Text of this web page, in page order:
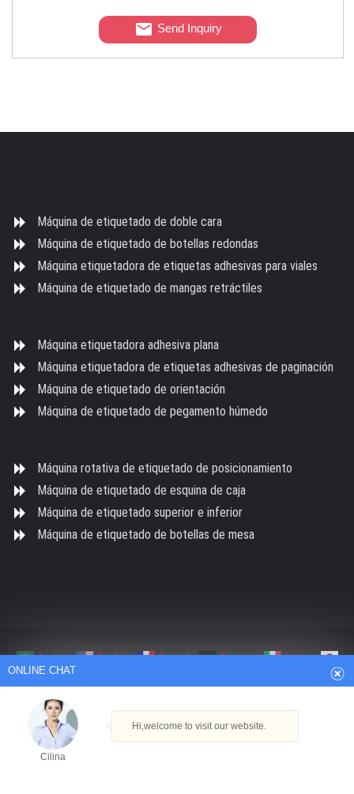
Send Inquiry
Máquina de etiquetado de doble cara
Máquina de etiquetado de botellas redondas
Máquina etiquetadora de etiquetas adhesivas para viales
Máquina de etiquetado de mangas retráctiles
Máquina etiquetadora adhesiva plana
Máquina etiquetadora de etiquetas adhesivas de paginación
Máquina de etiquetado de orientación
Máquina de etiquetado de pegamento húmedo
Máquina rotativa de etiquetado de posicionamiento
Máquina de etiquetado de esquina de caja
Máquina de etiquetado superior e inferior
Máquina de etiquetado de botellas de mesa
Arabic English French German
Italian
Japanese
Copyright Shanghai BaZhou Industrial Co., Ltd. Todos los derechos
Desarrollado por Hangheng.cc
ONLINE CHAT
Cilina
Hi,welcome to visit our website.